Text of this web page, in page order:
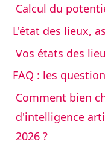
Calcul du
L'état des lieux,
Vos états des
FAQ : les
Comment bien
d'intelligence
2026 ?